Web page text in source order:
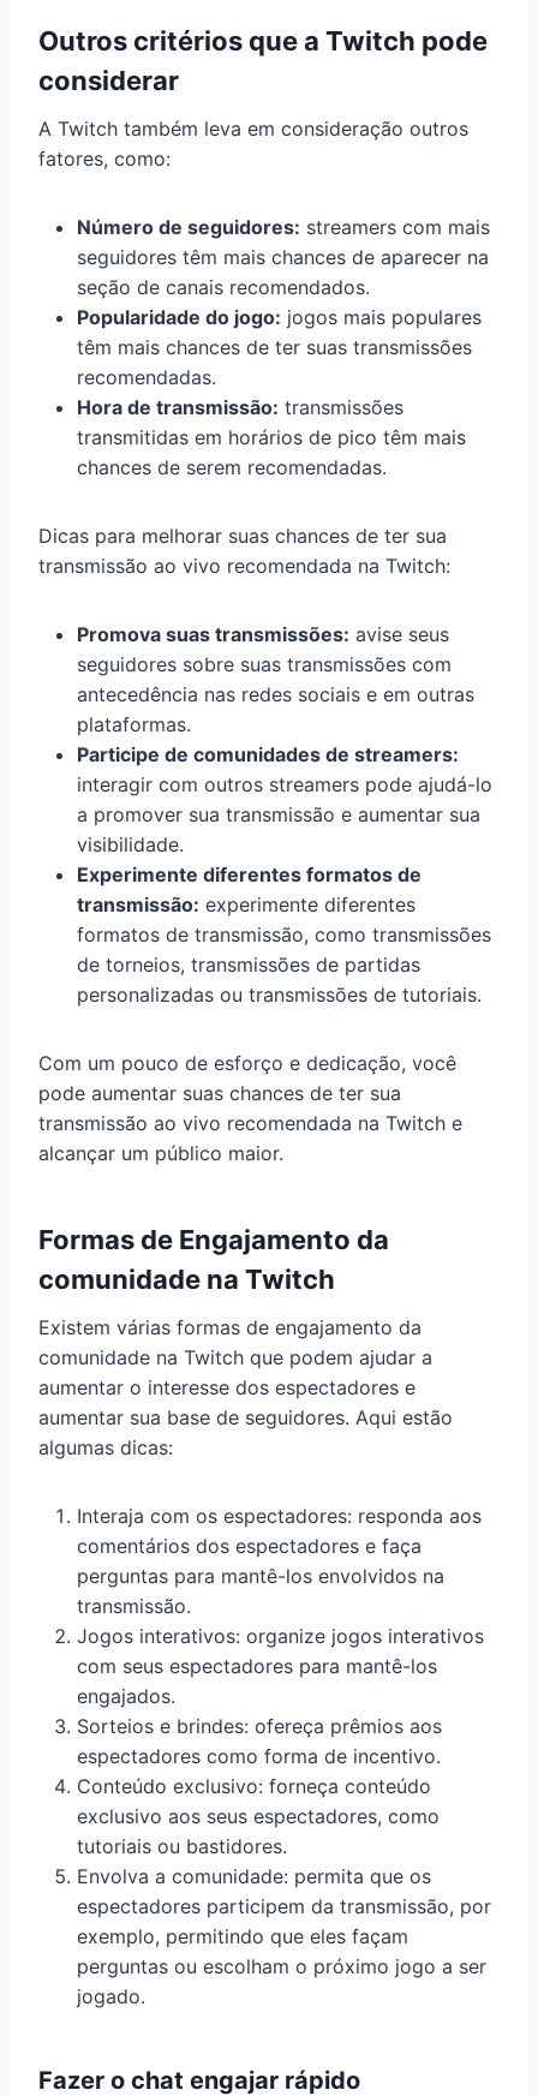
Outros critérios que a Twitch pode
considerar
A Twitch também leva em consideração outros
fatores, como:
Número de seguidores: streamers com mais
seguidores têm mais chances de aparecer na
seção de canais recomendados.
Popularidade do jogo: jogos mais populares
têm mais chances de ter suas transmissões
recomendadas.
Hora de transmissão: transmissões
transmitidas em horários de pico têm mais
chances de serem recomendadas.
Dicas para melhorar suas chances de ter sua
transmissão ao vivo recomendada na Twitch:
Promova suas transmissões: avise seus
seguidores sobre suas transmissões com
antecedência nas redes sociais e em outras
plataformas.
Participe de comunidades de streamers:
interagir com outros streamers pode ajudá-lo
a promover sua transmissão e aumentar sua
visibilidade.
Experimente diferentes formatos de
transmissão: experimente diferentes
formatos de transmissão, como transmissões
de torneios, transmissões de partidas
personalizadas ou transmissões de tutoriais.
Com um pouco de esforço e dedicação, você
pode aumentar suas chances de ter sua
transmissão ao vivo recomendada na Twitch e
alcançar um público maior.
Formas de Engajamento da
comunidade na Twitch
Existem várias formas de engajamento da
comunidade na Twitch que podem ajudar a
aumentar o interesse dos espectadores e
aumentar sua base de seguidores. Aqui estão
algumas dicas:
Interaja com os espectadores: responda aos
comentários dos espectadores e faça
perguntas para mantê-los envolvidos na
transmissão.
Jogos interativos: organize jogos interativos
com seus espectadores para mantê-los
engajados.
Sorteios e brindes: ofereça prêmios aos
espectadores como forma de incentivo.
Conteúdo exclusivo: forneça conteúdo
exclusivo aos seus espectadores, como
tutoriais ou bastidores.
Envolva a comunidade: permita que os
espectadores participem da transmissão, por
exemplo, permitindo que eles façam
perguntas ou escolham o próximo jogo a ser
jogado.
Fazer o chat engajar rápido